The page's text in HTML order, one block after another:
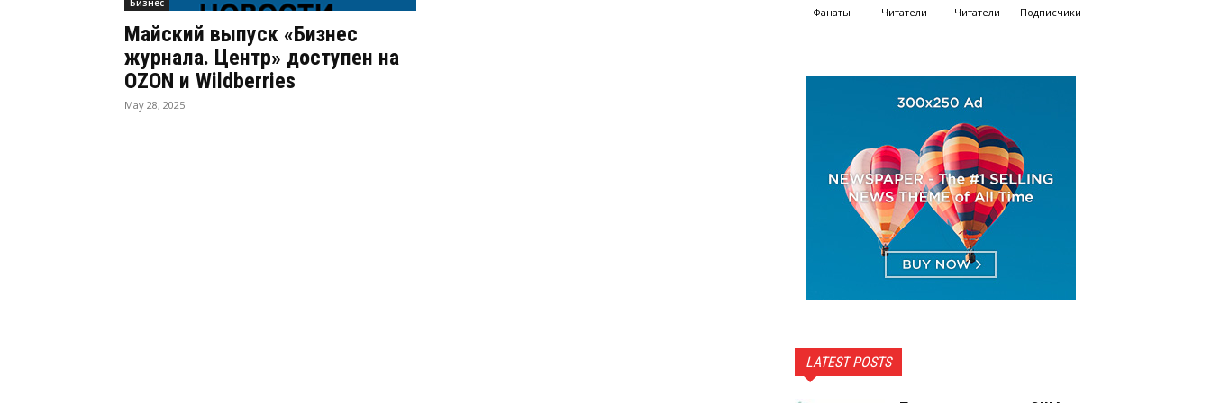
Бизнес
Майский выпуск «Бизнес
журнала. Центр» доступен на
OZON и Wildberries
May 28, 2025
Фанаты Читатели Читатели Подписчики
LATEST POSTS